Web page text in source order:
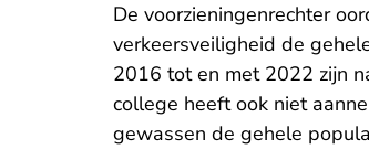
De voorzieningenrechter
verkeersveiligheid de
2016 tot en met 2022 zijn
college heeft ook niet
gewassen de gehele